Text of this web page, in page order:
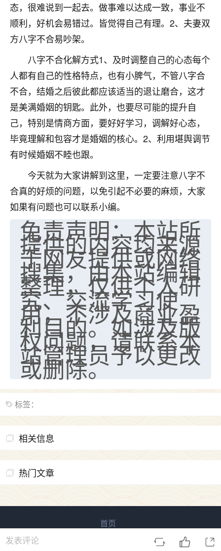
态，很难说到一起去。做事难以达成一致，事业不
顺利，好机会易错过。皆觉得自己有理。2、夫妻双
方八字不合易吵架。
八字不合化解方式1、及时调整自己的心态每个
人都有自己的性格特点，也有小脾气，不管八字合
不合，结婚之后彼此都应该适当的退让磨合，这才
是美满婚姻的钥匙。此外，也要尽可能的提升自
己，特别是情商方面，要好好学习，调解好心态，
毕竟理解和包容才是婚姻的核心。2、利用堪舆调节
有时候婚姻不睦也跟。
今天就为大家讲解到这里，一定要注意八字不
合真的好烦的问题，以免引起不必要的麻烦，大家
如果有问题也可以联系小编。
免责声明：本站所
提供的内容均来源
于网友提供或网络
搜集，由本站编辑
整理，仅供个人研
究、交流学习使
用，不涉及商业盈
利目的。如涉及版
权问题，请联系本
站管理员予以更改
或删除。
标签：
相关信息
热门文章
发表评论
老师收徒吗？？我对这些很感兴趣
2天前 来自山西
首页
易用信息咨询 版权所有 鲁ICP备2023027138号-4